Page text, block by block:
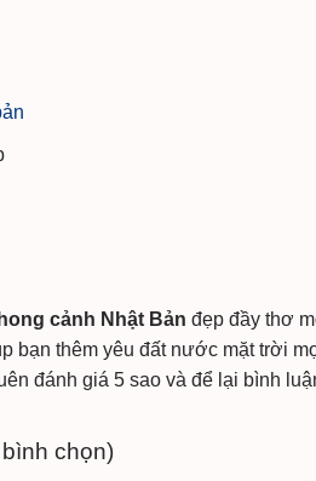
cảnh Nhật Bản đẹp đầy thơ
bạn thêm yêu đất nước mặt trời
đánh giá 5 sao và để lại bình
chọn)